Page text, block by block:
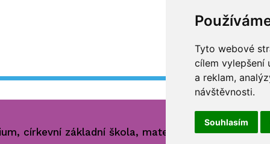
Tyto webové
cílem vylepšení
a reklam,
návštěvnosti.
Souhlasím
církevní základní škola, mateřská škola a